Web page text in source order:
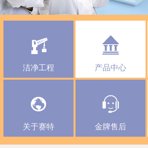
洁净工程 产品中心
关于赛特 金牌售后